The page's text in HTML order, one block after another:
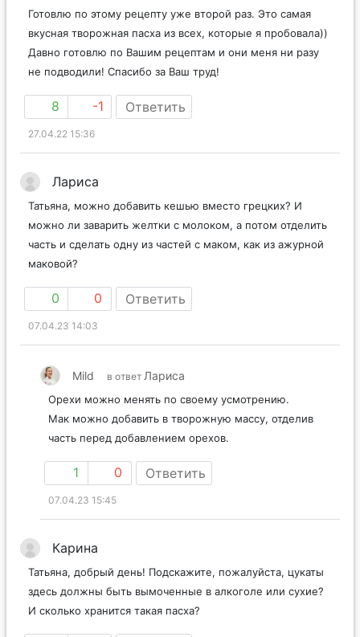
Готовлю по этому рецепту уже второй раз. Это самая
вкусная творожная пасха из всех, которые я пробовала))
Давно готовлю по Вашим рецептам и они меня ни разу
не подводили! Спасибо за Ваш труд!
8 -1 Ответить
27.04.22 15:36
Лариса
Татьяна, можно добавить кешью вместо грецких? И
можно ли заварить желтки с молоком, а потом отделить
часть и сделать одну из частей с маком, как из ажурной
маковой?
0 0 Ответить
07.04.23 14:03
Mild в ответ Лариса
Орехи можно менять по своему усмотрению.
Мак можно добавить в творожную массу, отделив
часть перед добавлением орехов.
1 0 Ответить
07.04.23 15:45
Карина
Татьяна, добрый день! Подскажите, пожалуйста, цукаты
здесь должны быть вымоченные в алкоголе или сухие?
И сколько хранится такая пасха?